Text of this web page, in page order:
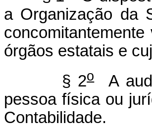
a Organização da
órgãos estatais e
§ 2oA
pessoa física ou
Contabilidade.